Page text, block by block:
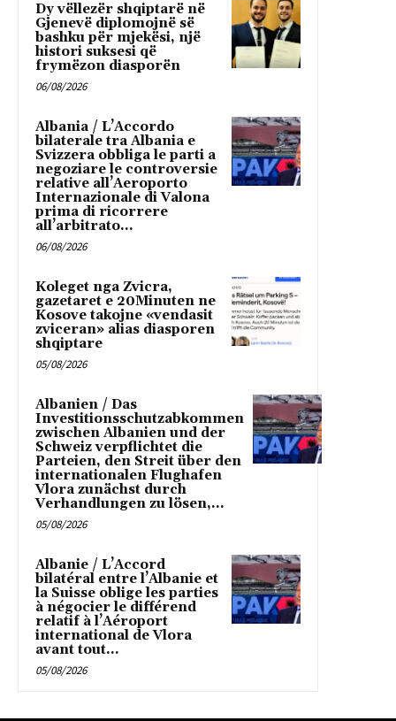
Dy vëllezër shqiptarë në
Gjenevë diplomojnë së
bashku për mjekësi, një
histori suksesi që
frymëzon diasporën
06/08/2026
Albania / L’Accordo
bilaterale tra Albania e
Svizzera obbliga le parti a
negoziare le controversie
relative all’Aeroporto
Internazionale di Valona
prima di ricorrere
all’arbitrato...
06/08/2026
Koleget nga Zvicra,
gazetaret e 20Minuten ne
Kosove takojne «vendasit
zviceran» alias diasporen
shqiptare
05/08/2026
Albanien / Das
Investitionsschutzabkommen
zwischen Albanien und der
Schweiz verpflichtet die
Parteien, den Streit über den
internationalen Flughafen
Vlora zunächst durch
Verhandlungen zu lösen,...
05/08/2026
Albanie / L’Accord
bilatéral entre l’Albanie et
la Suisse oblige les parties
à négocier le différend
relatif à l’Aéroport
international de Vlora
avant tout...
05/08/2026